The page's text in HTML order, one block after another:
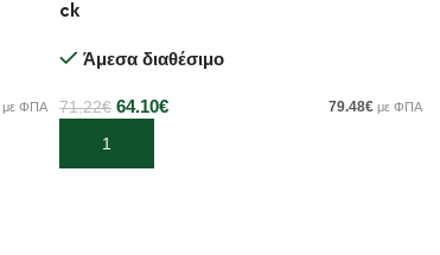
με ΦΠΑ
ck
Άμεσα διαθέσιμο
71.22€ 64.10€ 79.48€ με ΦΠΑ
Προσθήκη στο καλάθι